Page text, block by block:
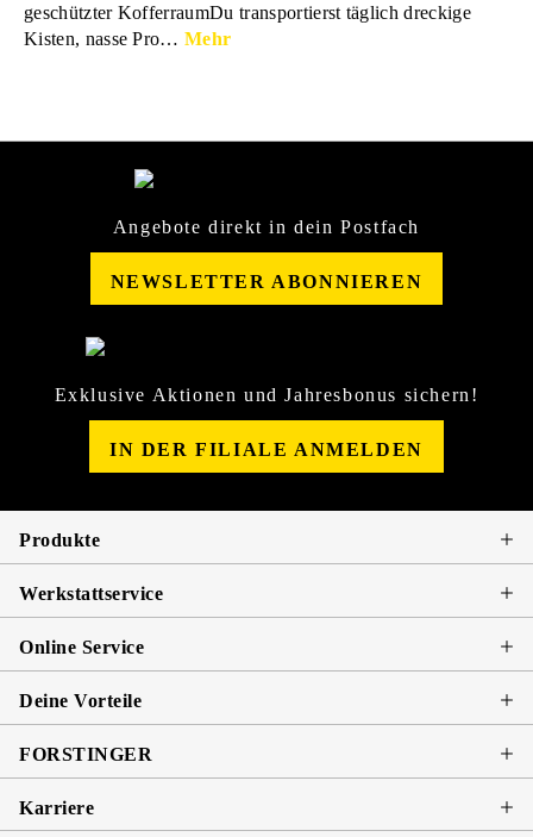
geschützter KofferraumDu transportierst täglich dreckige
Kisten, nasse Pro…Mehr
Angebote direkt in dein Postfach
NEWSLETTER ABONNIEREN
Exklusive Aktionen und Jahresbonus sichern!
IN DER FILIALE ANMELDEN
Produkte
Werkstattservice
Online Service
Deine Vorteile
FORSTINGER
Karriere